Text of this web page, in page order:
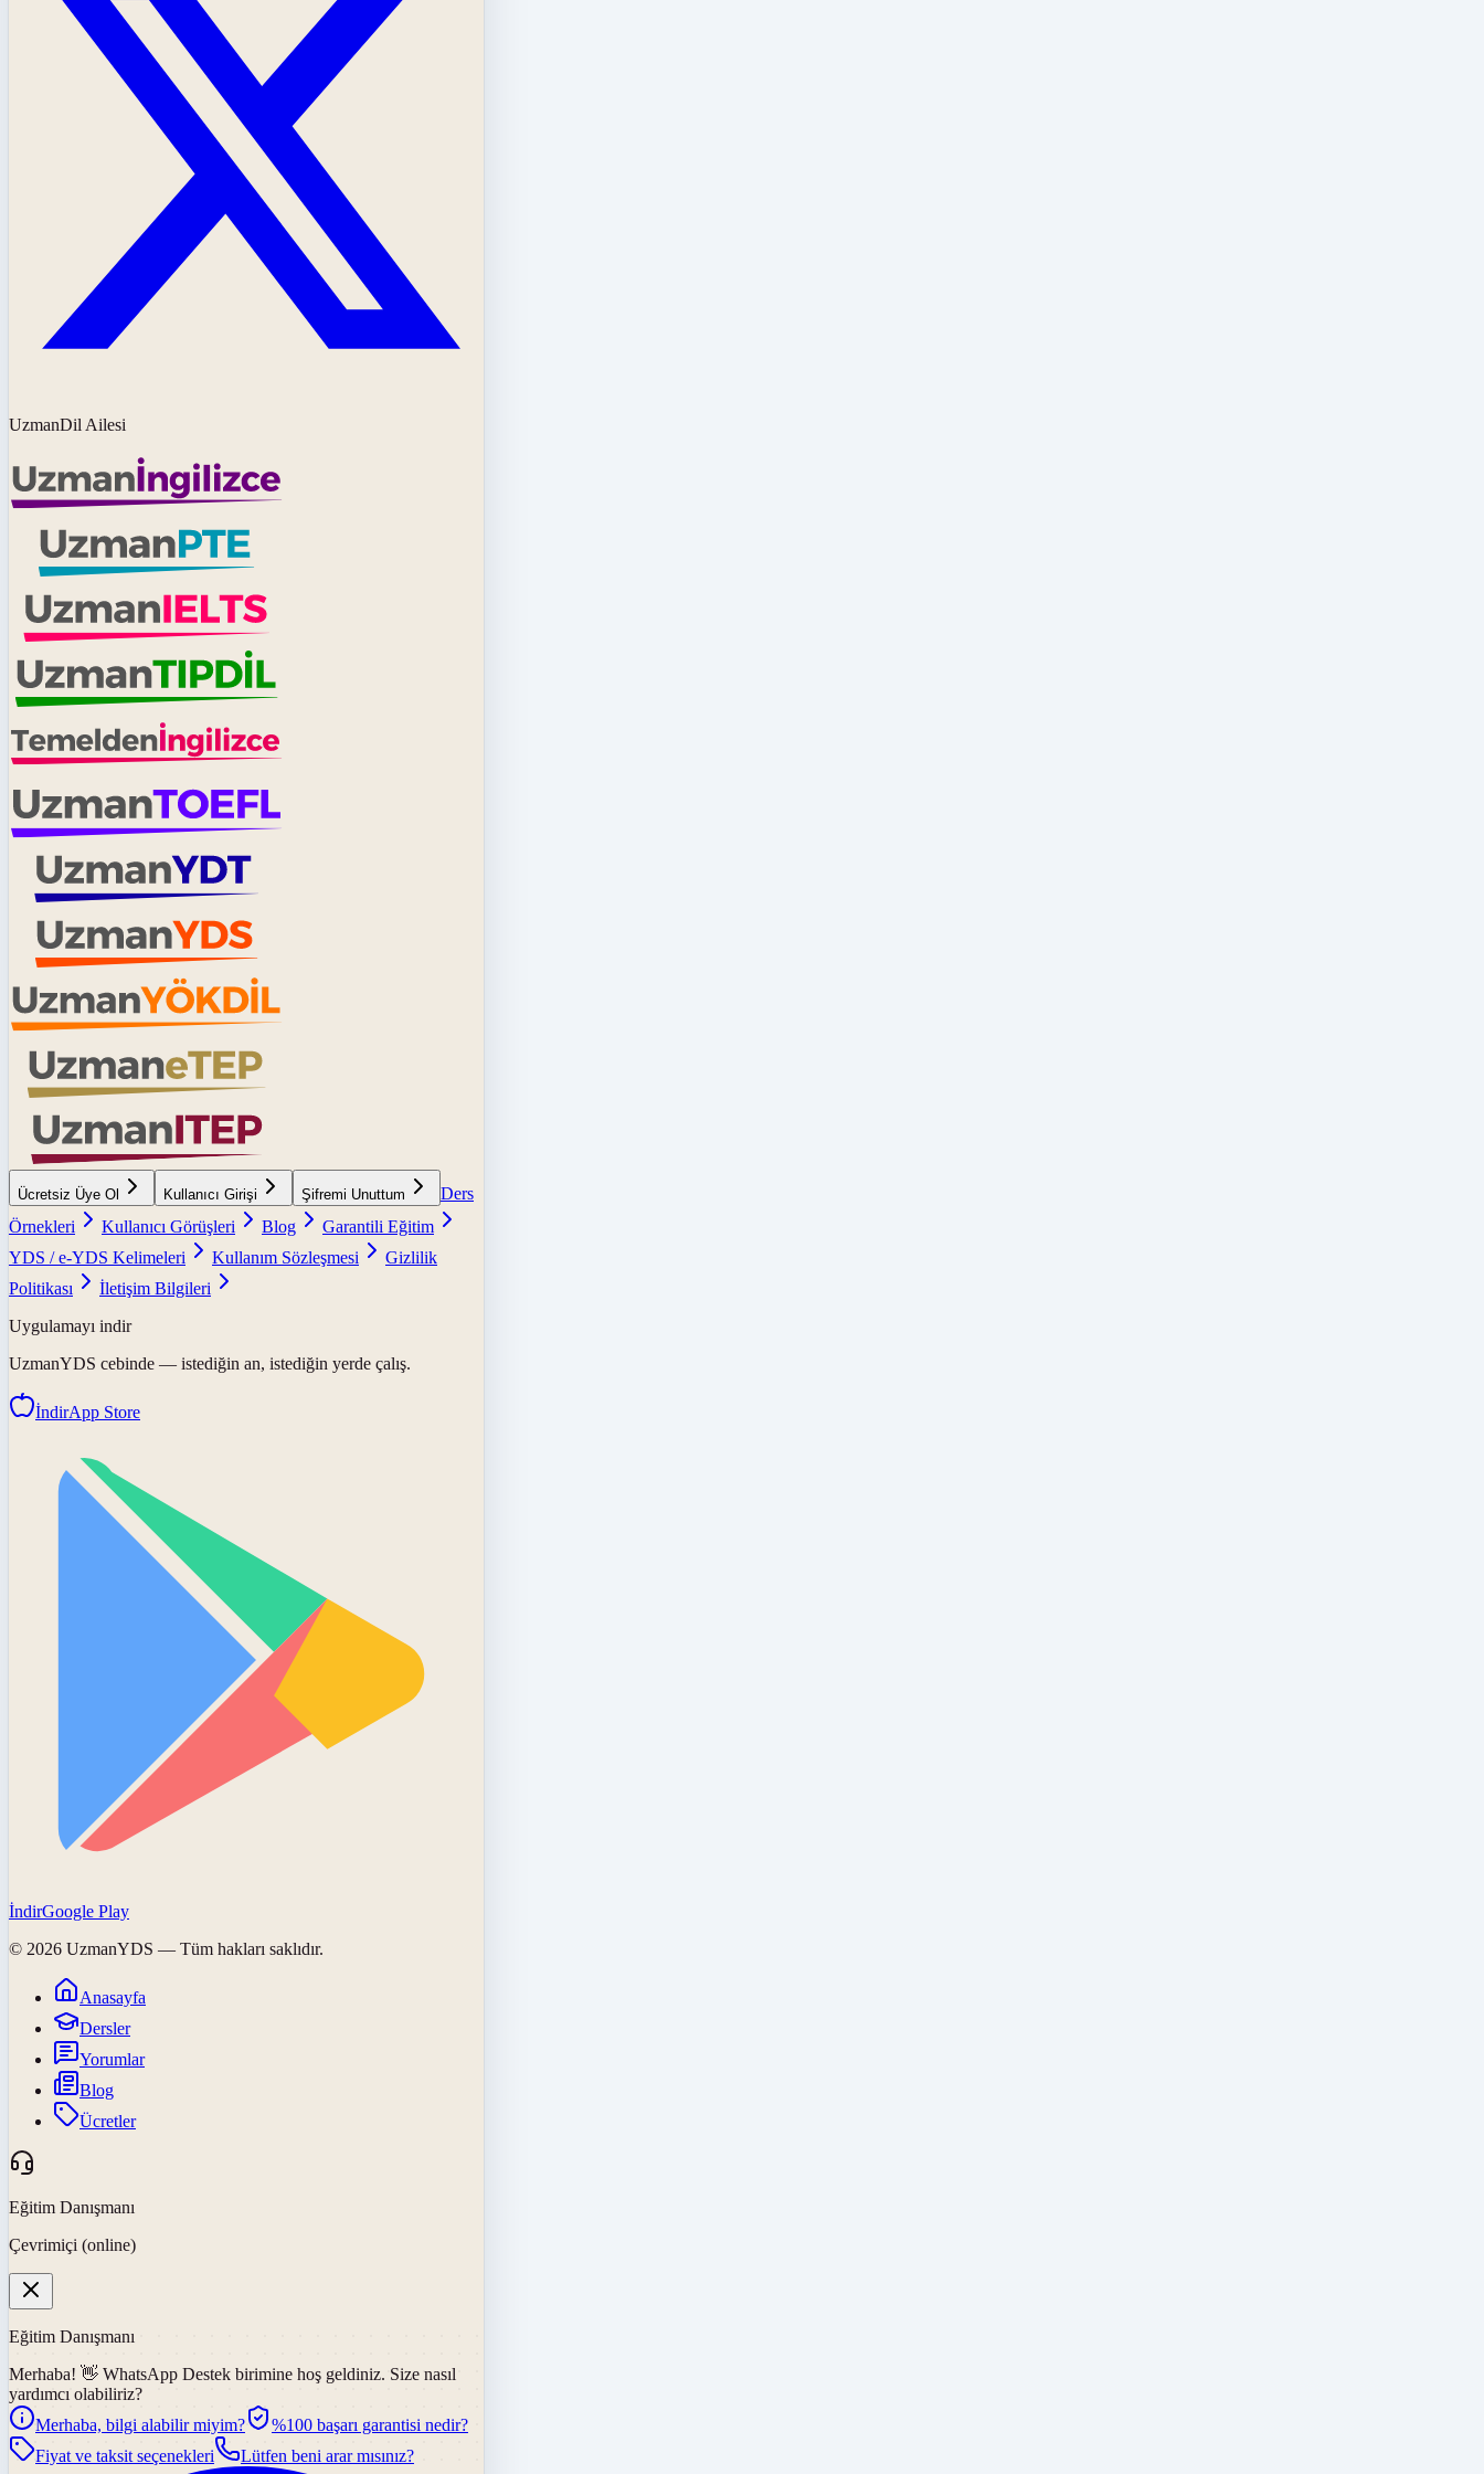
UzmanDil Ailesi
Ücretsiz Üye Ol Kullanıcı Girişi Şifremi Unuttum
Ders
Örnekleri
Kullanıcı Görüşleri Blog
Garantili Eğitim
YDS / e-YDS Kelimeleri
Kullanım Sözleşmesi
Gizlilik
Politikası
İletişim Bilgileri
Uygulamayı indir
UzmanYDS cebinde — istediğin an, istediğin yerde çalış.
İndirApp Store
İndirGoogle Play
© 2026 UzmanYDS — Tüm hakları saklıdır.
Anasayfa
Dersler
Yorumlar
Blog
Ücretler
Eğitim Danışmanı
Çevrimiçi (online)
Eğitim Danışmanı
Merhaba! 👋 WhatsApp Destek birimine hoş geldiniz. Size nasıl
yardımcı olabiliriz?
Merhaba, bilgi alabilir miyim?
%100 başarı garantisi nedir?
Fiyat ve taksit seçenekleri
Lütfen beni arar mısınız?